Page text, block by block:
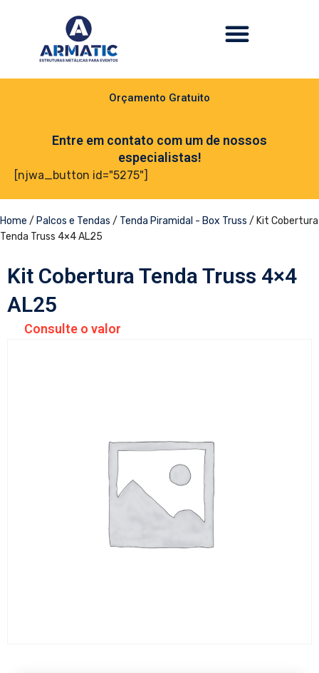
Orçamento Gratuito
Entre em contato com um de nossos
especialistas!
[njwa_button id="5275"]
Home / Palcos e Tendas / Tenda Piramidal - Box Truss / Kit Cobertura
Tenda Truss 4×4 AL25
Kit Cobertura Tenda Truss 4×4
AL25
Consulte o valor